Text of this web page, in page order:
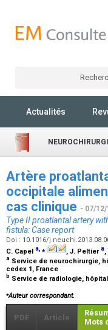
Actualités
Artère
occipitale
cas clinique - 07/
Type II proatlantal artery
fistula: Case report
Doi : 10.1016/
C. Capel a,⁎ , J. Peltiera,
a Service de neurochirurgie,
cedex 1, France
b Service de radiologie,
⁎Auteur correspondant.
PDF Article
Mots